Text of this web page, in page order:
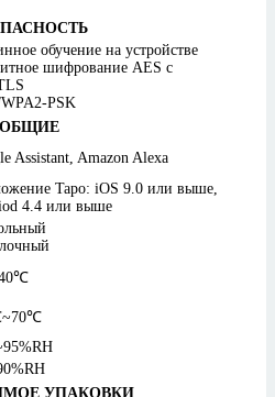
обучение на устройстве
шифрование AES с
PSK
ОБЩИЕ
Assistant, Amazon Alexa
Tapo: iOS 9.0 или выше,
4.4 или выше
УПАКОВКИ